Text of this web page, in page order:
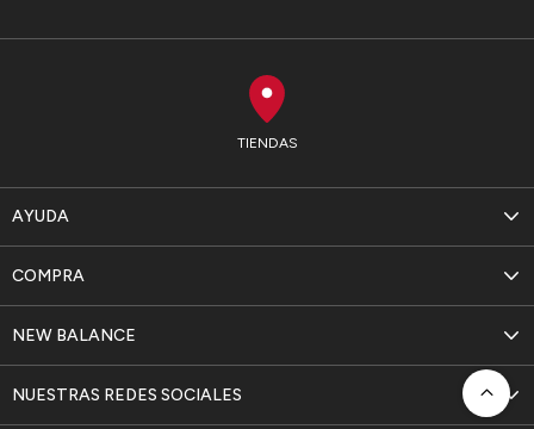
TIENDAS
AYUDA
NEW BALANCE
COMPRA
NUESTRAS REDES SOCIALES